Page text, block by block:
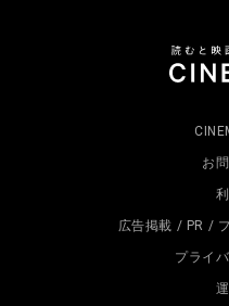
お
広告掲載 / PR /
プライ